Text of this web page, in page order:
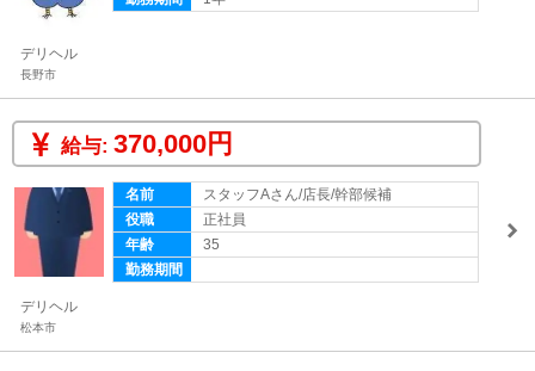
デリヘル
長野市
給与: 370,000円
名前
スタッフAさん/店長/幹部候補
役職
正社員
年齢
35
勤務期間
デリヘル
松本市